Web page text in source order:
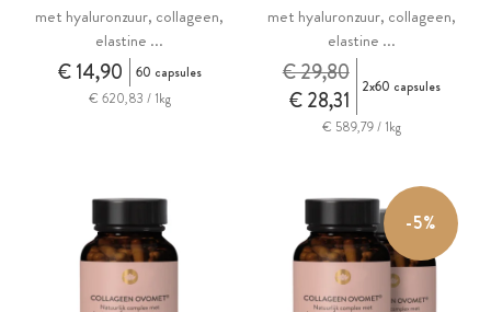
met hyaluronzuur, collageen,
elastine ...
€ 14,90
60 capsules
€ 620,83 / 1kg
met hyaluronzuur, collageen,
elastine ...
€ 28,31
€ 29,80 2x60 capsules
€ 589,79 / 1kg
-5%